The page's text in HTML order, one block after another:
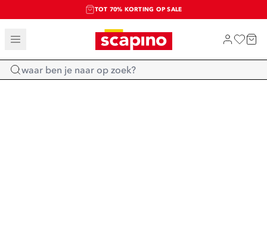
TOT 70% KORTING OP SALE
SALE: LAATSTE KANS!
SHOP NIEUW
Home